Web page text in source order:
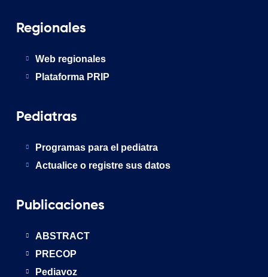
Regionales
Web regionales
Plataforma PRIP
Pediatras
Programas para el pediatra
Actualice o registre sus datos
Publicaciones
ABSTRACT
PRECOP
Pediavoz